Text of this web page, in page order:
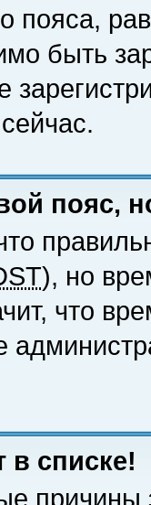
пояса,
быть
пояс,
), но
что
в списке!
причины